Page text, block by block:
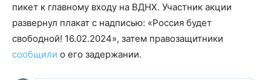
пикет к главному входу на ВДНХ. Участник акции
развернул плакат с надписью: «Россия будет
свободной! 16.02.2024», затем правозащитники
сообщили о его задержании.